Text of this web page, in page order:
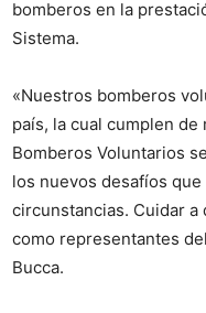
bomberos en la
Sistema.
«Nuestros bomberos
país, la cual cumplen de
Bomberos Voluntarios
los nuevos desafíos
circunstancias. Cuidar
como representantes
Bucca.